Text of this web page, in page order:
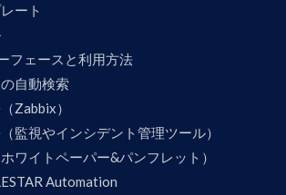
ート
フェースと利用方法
自動検索
Zabbix）
監視やインシデント管理ツール）
ワイトペーパー&パンフレット）
Automation